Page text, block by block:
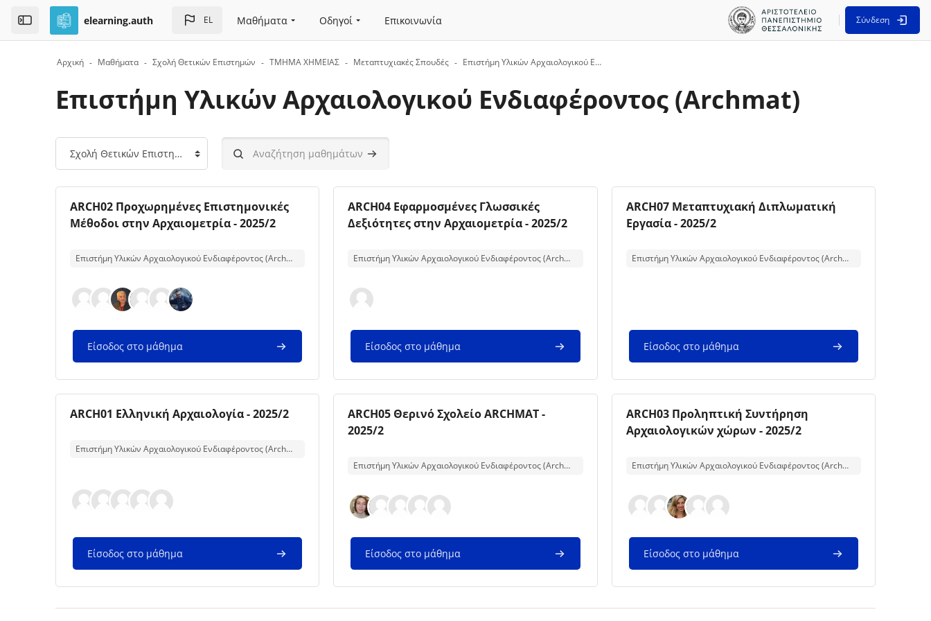
Skip to sidebar navigation menu
Skip to top bar navigation menu
Skip to page footer
Μετάβαση στο κεντρικό περιεχόμενο
Open the sidebarelearning.auth EL Μαθήματα Οδηγοί Επικοινωνία Σύνδεση
Αρχική Μαθήματα Σχολή Θετικών Επιστημών ΤΜΗΜΑ ΧΗΜΕΙΑΣ Μεταπτυχιακές Σπουδές Επιστήμη Υλικών Αρχαιολογικού Ενδιαφέροντος (Archmat)
Επιστήμη Υλικών Αρχαιολογικού Ενδιαφέροντος (Archmat)
Μπλοκ
Κατηγορίες μαθημάτων Αναζήτηση μαθημάτων Αναζήτηση μαθημάτων
Εικόνα μαθήματος
Όνομα μαθήματος
ARCH02 Προχωρημένες Επιστημονικές
Μέθοδοι στην Αρχαιομετρία - 2025/2
Επιστήμη Υλικών Αρχαιολογικού Ενδιαφέροντος (Archmat)
Είσοδος στο μάθημα
Εικόνα μαθήματος
Όνομα μαθήματος
ARCH04 Εφαρμοσμένες Γλωσσικές
Δεξιότητες στην Αρχαιομετρία - 2025/2
Επιστήμη Υλικών Αρχαιολογικού Ενδιαφέροντος (Archmat)
Είσοδος στο μάθημα
Εικόνα μαθήματος
Όνομα μαθήματος
ARCH07 Μεταπτυχιακή Διπλωματική
Εργασία - 2025/2
Επιστήμη Υλικών Αρχαιολογικού Ενδιαφέροντος (Archmat)
Είσοδος στο μάθημα
Εικόνα μαθήματος
Όνομα μαθήματος
ARCH01 Ελληνική Αρχαιολογία - 2025/2
Επιστήμη Υλικών Αρχαιολογικού Ενδιαφέροντος (Archmat)
Είσοδος στο μάθημα
Εικόνα μαθήματος
Όνομα μαθήματος
ARCH05 Θερινό Σχολείο ARCHMAT -
2025/2
Επιστήμη Υλικών Αρχαιολογικού Ενδιαφέροντος (Archmat)
Είσοδος στο μάθημα
Εικόνα μαθήματος
Όνομα μαθήματος
ARCH03 Προληπτική Συντήρηση
Αρχαιολογικών χώρων - 2025/2
Επιστήμη Υλικών Αρχαιολογικού Ενδιαφέροντος (Archmat)
Είσοδος στο μάθημα